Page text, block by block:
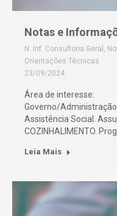
Notas e
N. Inf. Consultoria Geral ,
Orientações Técnicas
23/09/2024
Área de interesse:
Governo/
Assistência Social.
COZINHALIMENTO.
Leia Mais